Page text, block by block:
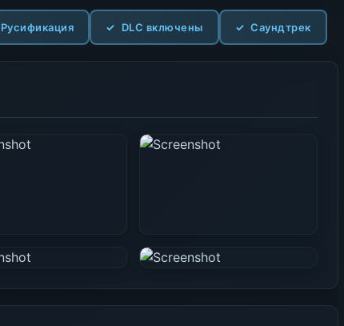
Русификация DLC включены Саундтрек